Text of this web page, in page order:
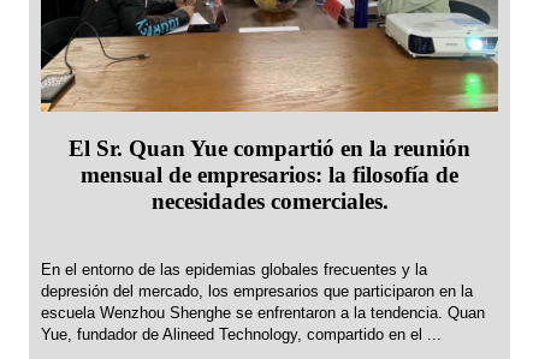
El Sr. Quan Yue compartió en la reunión
mensual de empresarios: la filosofía de
necesidades comerciales.
En el entorno de las epidemias globales frecuentes y la
depresión del mercado, los empresarios que participaron en la
escuela Wenzhou Shenghe se enfrentaron a la tendencia. Quan
Yue, fundador de Alineed Technology, compartido en el ...